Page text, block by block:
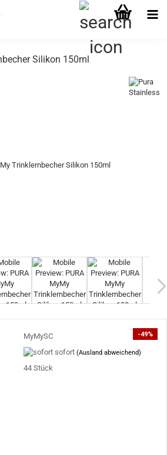
Silikon 150ml
-49%
MyMySC
sofort(Ausland abweichend)
44Stück